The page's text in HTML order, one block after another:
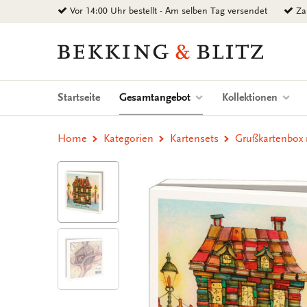
zum
Vor 14:00 Uhr bestellt - Am selben Tag versendet
Bekking
Blitz
Uitgevers
Startseite Gesamtangebot (current)Kollektionen
Home Kategorien Kartensets